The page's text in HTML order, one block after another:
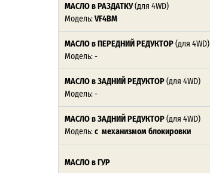
МАСЛО в РАЗДАТКУ(для 4WD)
Модель:VF4BM
МАСЛО в ПЕРЕДНИЙ РЕДУКТОР(для 4WD)
Модель: -
МАСЛО в ЗАДНИЙ РЕДУКТОР(для 4WD)
Модель: -
МАСЛО в ЗАДНИЙ РЕДУКТОР(для 4WD)
Модель:с механизмом блокировки
МАСЛО в ГУР